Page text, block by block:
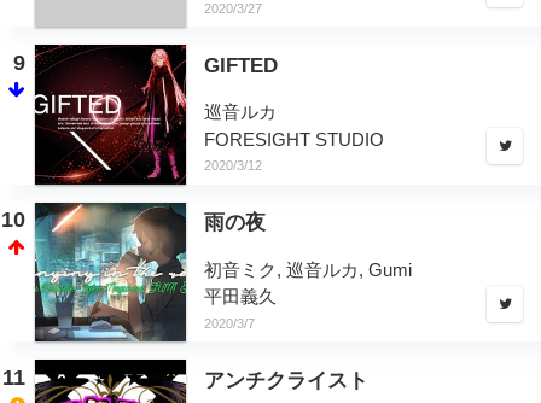
2020/3/27
9 GIFTED
巡音ルカ
FORESIGHT STUDIO
2020/3/12
10 雨の夜
初音ミク, 巡音ルカ, Gumi
平田義久
2020/3/7
11 アンチクライスト